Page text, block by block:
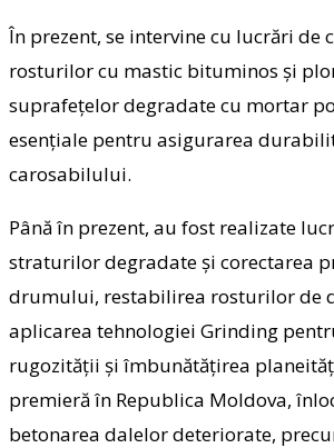
În prezent, se intervine cu lucrări de
rosturilor cu mastic bituminos și
suprafețelor degradate cu mortar
esențiale pentru asigurarea
carosabilului.
Până în prezent, au fost realizate
straturilor degradate și corectarea
drumului, restabilirea rosturilor de
aplicarea tehnologiei Grinding
rugozității și îmbunătățirea
premieră în Republica Moldova,
betonarea dalelor deteriorate,